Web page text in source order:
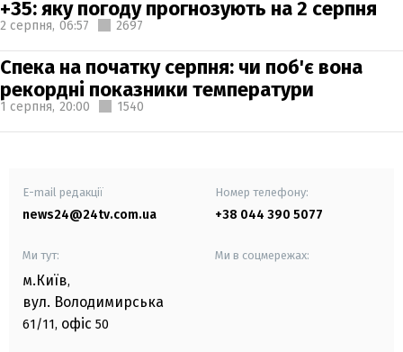
+35: яку погоду прогнозують на 2 серпня
2 серпня, 06:57 2697
Спека на початку серпня: чи поб'є вона
рекордні показники температури
1 серпня, 20:00 1540
E-mail редакції
news24@24tv.com.ua
Номер телефону:
+38 044 390 5077
Ми тут:
м.Київ,
вул. Володимирська
61/11, офіс 50
Ми в соцмережах: